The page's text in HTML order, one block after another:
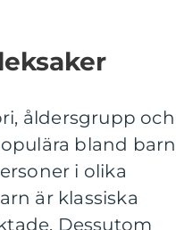
åldersgrupp och
bland barn
i olika
är klassiska
Dessutom